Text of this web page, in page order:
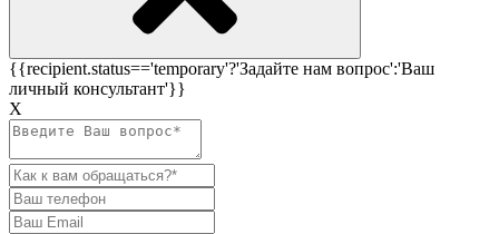
{{recipient.status=='temporary'?'Задайте нам вопрос':'Ваш
личный консультант'}}
Х